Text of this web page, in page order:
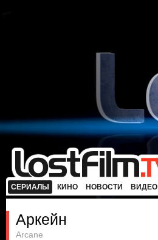
СЕРИАЛЫ КИНО НОВОСТИ ВИДЕО
Аркейн
Arcane